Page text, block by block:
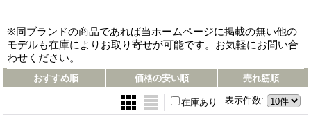
※同ブランドの商品であれば当ホームページに掲載の無い他の
モデルも在庫によりお取り寄せが可能です。お気軽にお問い合
わせください。
おすすめ順 価格の安い順 売れ筋順
表示件数:
在庫あり